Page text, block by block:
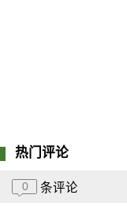
热门评论
0 条评论